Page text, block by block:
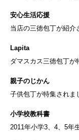
安心生活応援
当店の三徳包丁が紹介
Lapita
ダマスカス三徳包丁が
親子のじかん
子供包丁が特集されま
小学校教科書
2011年小学3、4、5年